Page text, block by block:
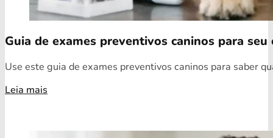
Guia de exames preventivos caninos para seu
Use este guia de exames preventivos caninos para saber
Leia mais